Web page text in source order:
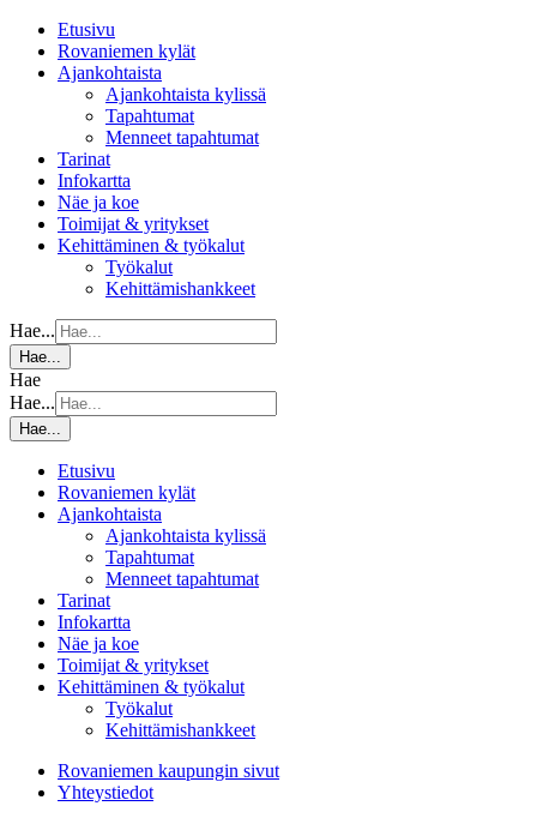
Etusivu
Rovaniemen kylät
Ajankohtaista
Ajankohtaista kylissä
Tapahtumat
Menneet tapahtumat
Tarinat
Infokartta
Näe ja koe
Toimijat & yritykset
Kehittäminen & työkalut
Työkalut
Kehittämishankkeet
Hae...
Hae...
Hae
Hae...
Hae...
Etusivu
Rovaniemen kylät
Ajankohtaista
Ajankohtaista kylissä
Tapahtumat
Menneet tapahtumat
Tarinat
Infokartta
Näe ja koe
Toimijat & yritykset
Kehittäminen & työkalut
Työkalut
Kehittämishankkeet
Rovaniemen kaupungin sivut
Yhteystiedot